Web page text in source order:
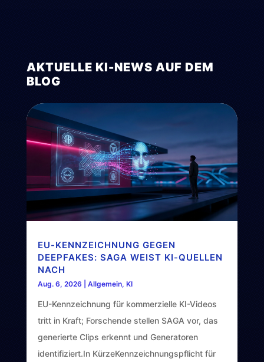
AKTUELLE KI-NEWS AUF DEM
BLOG
EU-KENNZEICHNUNG GEGEN
DEEPFAKES: SAGA WEIST KI-QUELLEN
NACH
Aug. 6, 2026 Allgemein, KI
EU-Kennzeichnung für kommerzielle KI-Videos
tritt in Kraft; Forschende stellen SAGA vor, das
generierte Clips erkennt und Generatoren
identifiziert.In KürzeKennzeichnungspflicht für